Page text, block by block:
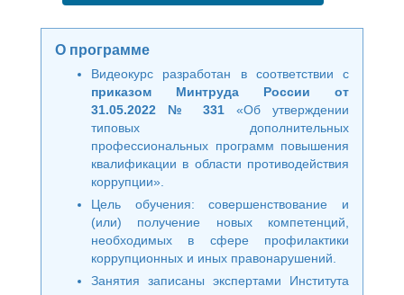
О программе
Видеокурс разработан в соответствии с
приказом Минтруда России от
31.05.2022 № 331«Об утверждении
типовых дополнительных
профессиональных программ повышения
квалификации в области противодействия
коррупции».
Цель обучения: совершенствование и
(или) получение новых компетенций,
необходимых в сфере профилактики
коррупционных и иных правонарушений.
Занятия записаны экспертами Института